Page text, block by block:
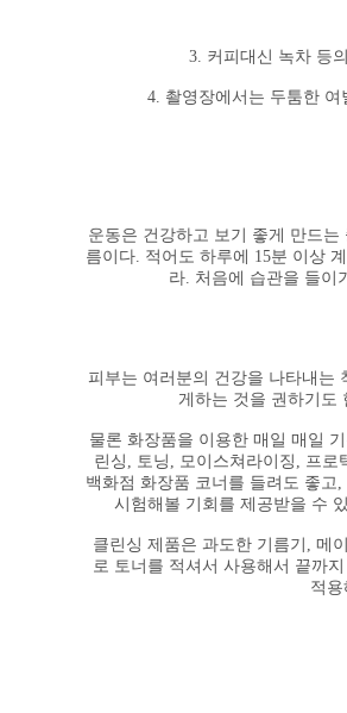
3. 커피대신 녹차 등
4. 촬영장에서는 두툼한
운동은 건강하고 보기 좋게 만드
름이다. 적어도 하루에 15분 이상
라. 처음에 습관을 들이
피부는 여러분의 건강을 나타내는
게하는 것을 권하기도
물론 화장품을 이용한 매일 매일
린싱, 토닝, 모이스쳐라이징, 프
백화점 화장품 코너를 들려도 좋고
시험해볼 기회를 제공받을 수
클린싱 제품은 과도한 기름기, 메
로 토너를 적셔서 사용해서 끝까
적